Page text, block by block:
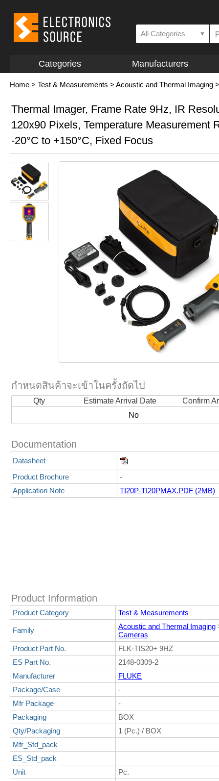
All Categories ▼
Categories Manufacturers
Home > Test & Measurements > Acoustic and Thermal Imaging
Thermal Imager, Frame Rate 9Hz, IR
120x90 Pixels, Temperature Measurement
-20°C to +150°C, Fixed Focus
กำหนดสินค้าจะเข้าในครั้งถัดไป
Qty Estimate Arrival Date
Confirm
No
Documentation
Datasheet
Product Brochure
-
Application Note
TI20P-TI20PMAX.PDF (2MB)
Product Information
Product Category Test & Measurements
Family Acoustic and Thermal Imaging
Cameras
Product Part No.
FLK-TIS20+ 9HZ
ES Part No.
2148-0309-2
Manufacturer
FLUKE
Package/Case
-
Mfr Package
-
Packaging
BOX
Qty/Packaging
1 (Pc.) / BOX
Mfr_Std_pack
ES_Std_pack
Unit
Pc.